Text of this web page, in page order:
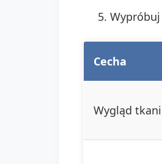
Wypróbuj
Cecha
Wygląd